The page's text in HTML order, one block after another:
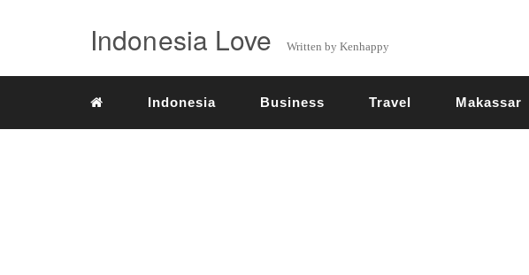
Indonesia Love Written by Kenhappy
Indonesia Business Travel Makassar